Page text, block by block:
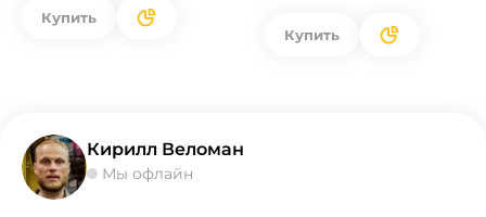
Купить
Купить
Кирилл Веломан
Мы офлайн